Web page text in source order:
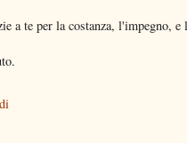
a te per la costanza, l'impegno, e